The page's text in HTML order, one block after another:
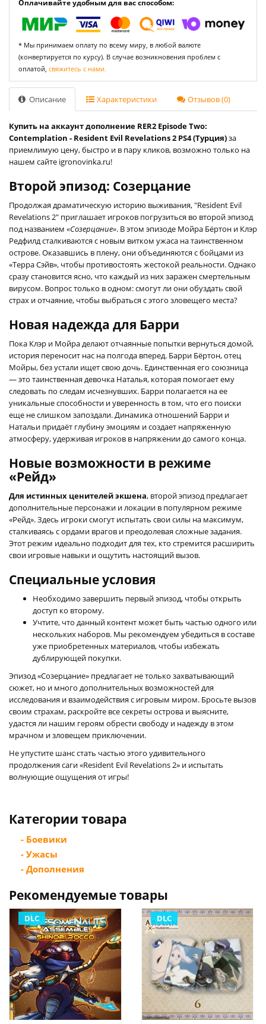
Оплачивайте удобным для вас способом:
* Мы принимаем оплату по всему миру, в любой валюте
(конвертируется по курсу). В случае возникновения проблем с
оплатой, свяжитесь с нами.
Описание Характеристики Отзывов (0)
Купить на аккаунт дополнение RER2 Episode Two:
Contemplation - Resident Evil Revelations 2 PS4 (Турция)за
приемлимую цену, быстро и в пару кликов, возможно только на
нашем сайте igronovinka.ru!
Второй эпизод: Созерцание
Продолжая драматическую историю выживания, "Resident Evil
Revelations 2" приглашает игроков погрузиться во второй эпизод
под названием «Созерцание». В этом эпизоде Мойра Бёртон и Клэр
Редфилд сталкиваются с новым витком ужаса на таинственном
острове. Оказавшись в плену, они объединяются с бойцами из
«Терра Сэйв», чтобы противостоять жестокой реальности. Однако
сразу становится ясно, что каждый из них заражен смертельным
вирусом. Вопрос только в одном: смогут ли они обуздать свой
страх и отчаяние, чтобы выбраться с этого зловещего места?
Новая надежда для Барри
Пока Клэр и Мойра делают отчаянные попытки вернуться домой,
история переносит нас на полгода вперед. Барри Бёртон, отец
Мойры, без устали ищет свою дочь. Единственная его союзница
— это таинственная девочка Наталья, которая помогает ему
следовать по следам исчезнувших. Барри полагается на ее
уникальные способности и уверенность в том, что его поиски
еще не слишком запоздали. Динамика отношений Барри и
Натальи придаёт глубину эмоциям и создает напряженную
атмосферу, удерживая игроков в напряжении до самого конца.
Новые возможности в режиме
«Рейд»
Для истинных ценителей экшена, второй эпизод предлагает
дополнительные персонажи и локации в популярном режиме
«Рейд». Здесь игроки смогут испытать свои силы на максимум,
сталкиваясь с ордами врагов и преодолевая сложные задания.
Этот режим идеально подходит для тех, кто стремится расширить
свои игровые навыки и ощутить настоящий вызов.
Специальные условия
Необходимо завершить первый эпизод, чтобы открыть
доступ ко второму.
Учтите, что данный контент может быть частью одного или
нескольких наборов. Мы рекомендуем убедиться в составе
уже приобретенных материалов, чтобы избежать
дублирующей покупки.
Эпизод «Созерцание» предлагает не только захватывающий
сюжет, но и много дополнительных возможностей для
исследования и взаимодействия с игровым миром. Бросьте вызов
своим страхам, раскройте все секреты острова и выясните,
удастся ли нашим героям обрести свободу и надежду в этом
мрачном и зловещем приключении.
Не упустите шанс стать частью этого удивительного
продолжения саги «Resident Evil Revelations 2» и испытать
волнующие ощущения от игры!
Категории товара
- Боевики
- Ужасы
- Дополнения
Рекомендуемые товары
DLC DLC